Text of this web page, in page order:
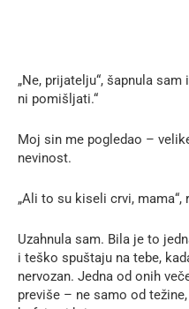
„Ne, prijatelju“, šapnula
ni pomišljati.“
Moj sin me pogledao –
nevinost.
„Ali to su kiseli crvi, mama“,
Uzahnula sam. Bila je to
i teško spuštaju na tebe,
nervozan. Jedna od onih
previše – ne samo od